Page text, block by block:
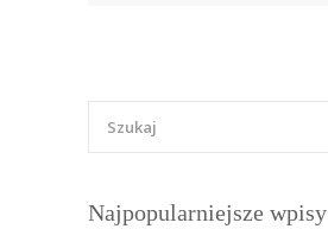
Najpopularniejsze wpisy